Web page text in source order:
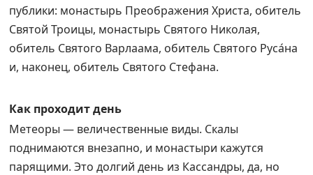
публики: монастырь Преображения Христа, обитель
Святой Троицы, монастырь Святого Николая,
обитель Святого Варлаама, обитель Святого Руса́на
и, наконец, обитель Святого Стефана.
Как проходит день
Метеоры — величественные виды. Скалы
поднимаются внезапно, и монастыри кажутся
парящими. Это долгий день из Кассандры, да, но